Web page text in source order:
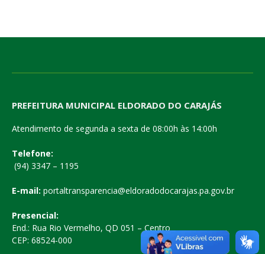
PREFEITURA MUNICIPAL ELDORADO DO CARAJÁS
Atendimento de segunda a sexta de 08:00h às 14:00h
Telefone:
(94) 3347 – 1195
E-mail: portaltransparencia@eldoradodocarajas.pa.gov.br
Presencial:
End.: Rua Rio Vermelho, QD 051 – Centro
CEP: 68524-000